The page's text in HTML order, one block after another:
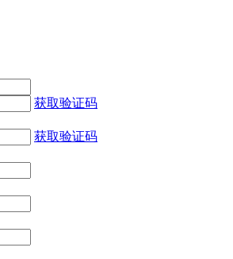
获取验证码
获取验证码